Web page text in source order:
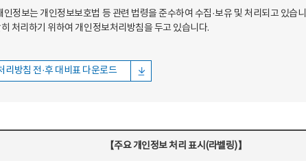
정보는 개인정보보호법 등 관련 법령을 준수하여 수집·보유 및 처리되고 있습
처리하기 위하여 개인정보처리방침을 두고 있습니다.
리방침 전·후 대비표 다운로드
【주요 개인정보 처리 표시(라벨링)】